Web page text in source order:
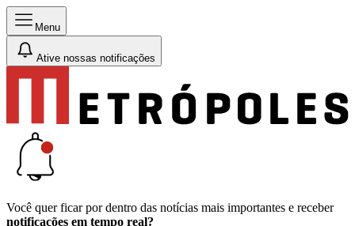
Menu
Ative nossas notificações
Você quer ficar por dentro das notícias mais importantes e receber
notificações em tempo real?